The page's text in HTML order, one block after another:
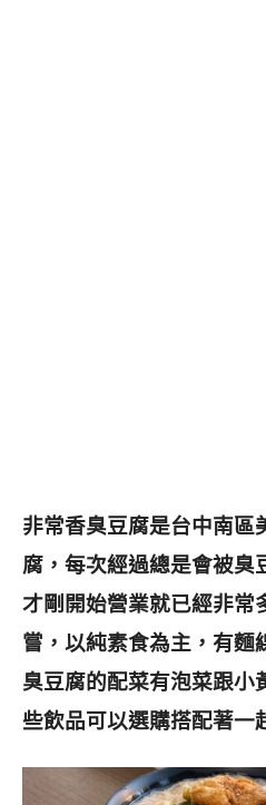
非常香臭豆腐是台中南區
腐，每次經過總是會被臭
才剛開始營業就已經非常
嘗，以純素食為主，有麵
臭豆腐的配菜有泡菜跟小
些飲品可以選購搭配著一